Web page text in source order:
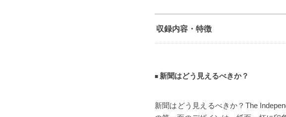
収録内容・特徴
新聞はどう見えるべきか？
新聞はどう見えるべきか？The